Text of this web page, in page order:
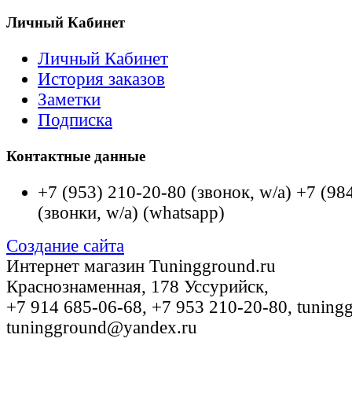
Личный Кабинет
Личный Кабинет
История заказов
Заметки
Подписка
Контактные данные
+7 (953) 210-20-80 (звонок, w/a) +7
(звонки, w/a) (whatsapp)
Создание сайта
Интернет магазин Tuningground.ru
Краснознаменная, 178 Уссурийск,
+7 914 685-06-68, +7 953 210-20-80,
tuningground@yandex.ru